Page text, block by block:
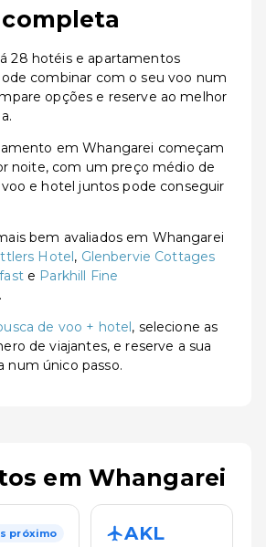
completa
28 hotéis e apartamentos
combinar com o seu voo num
opções e reserve ao melhor
em Whangarei começam
noite, com um preço médio de
e hotel juntos pode conseguir
bem avaliados em Whangarei
Hotel, Glenbervie Cottages
e Parkhill Fine
.
de voo + hotel, selecione as
de viajantes, e reserve a sua
num único passo.
em Whangarei
próximo AKL